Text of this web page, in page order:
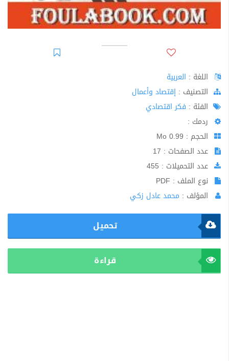
اللغة : العربية
اﻟﺘﺼﻨﻴﻒ : إقتصاد وأعمال
الفئة : فكر اقتصادي
ردمك :
الحجم : 0.99 Mo
عدد الصفحات : 17
عدد التحميلات : 455
نوع الملف : PDF
المؤلف : محمد عادل زكي
تحميل
قراءة